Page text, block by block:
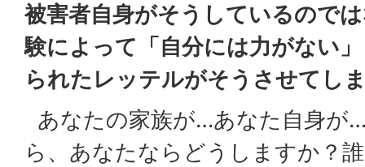
被害者自身がそうしているので
験によって「自分には力がない
られたレッテルがそうさせてし
あなたの家族が…あなた自身が
ら、あなたならどうしますか？